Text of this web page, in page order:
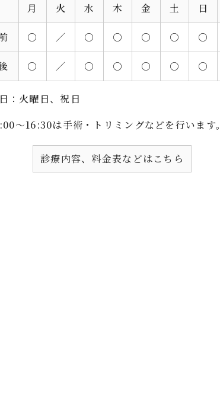
月 火 水 木 金 土 日
○ ／ ○ ○ ○ ○ ○
○ ／ ○ ○ ○ ○ ○
：火曜日、祝日
～16:30は手術・トリミングなどを行います。
診療内容、料金表などはこちら